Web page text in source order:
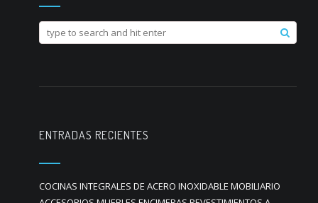
ENTRADAS RECIENTES
COCINAS INTEGRALES DE ACERO INOXIDABLE MOBILIARIO